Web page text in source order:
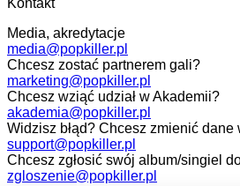
Kontakt
Media, akredytacje
media@popkiller.pl
Chcesz zostać partnerem gali?
marketing@popkiller.pl
Chcesz wziąć udział w Akademii?
akademia@popkiller.pl
Widzisz błąd? Chcesz zmienić dane
support@popkiller.pl
Chcesz zgłosić swój album/singiel
zgloszenie@popkiller.pl